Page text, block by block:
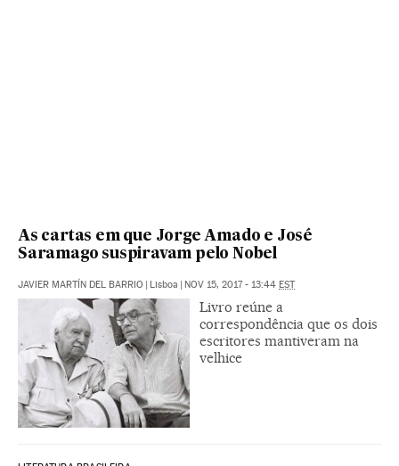
As cartas em que Jorge Amado e José
Saramago suspiravam pelo Nobel
JAVIER MARTÍN DEL BARRIO | Lisboa | NOV 15, 2017 - 13:44 EST
Livro reúne a
correspondência que os dois
escritores mantiveram na
velhice